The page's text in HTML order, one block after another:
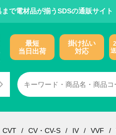
で電材品が揃うSDSの通販サイト
最短
当日出荷
掛け払い
対応
CVT CV・CV-S IV VVF